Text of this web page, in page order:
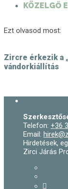
KÖZELGŐ
Ezt olvasod most:
Zircre érkezik a
vándorkiállítás
Telefon: +36
Email:
Hirdetések,
Zirci Járás